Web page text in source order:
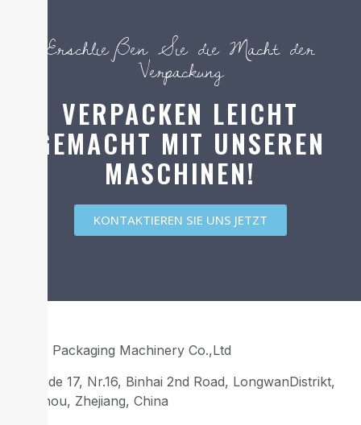
Erschließen Sie die Macht der
Verpackung
VERPACKEN LEICHT
GEMACHT MIT UNSEREN
MASCHINEN!
KONTAKTIEREN SIE UNS JETZT
Honor Packaging Machinery Co.,Ltd
Gebäude 17, Nr.16, Binhai 2nd Road, LongwanDistrikt,
Wenzhou, Zhejiang, China